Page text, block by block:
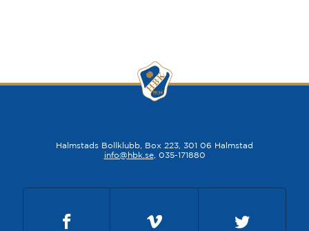
Halmstads Bollklubb, Box 223, 301 06 Halmstad
info@hbk.se, 035-171880